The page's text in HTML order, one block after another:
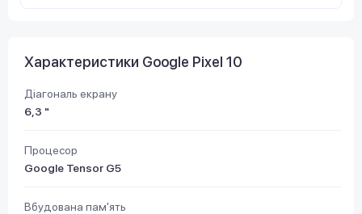
Характеристики Google Pixel 10
Діагональ екрану
6,3 "
Процесор
Google Tensor G5
Вбудована пам'ять